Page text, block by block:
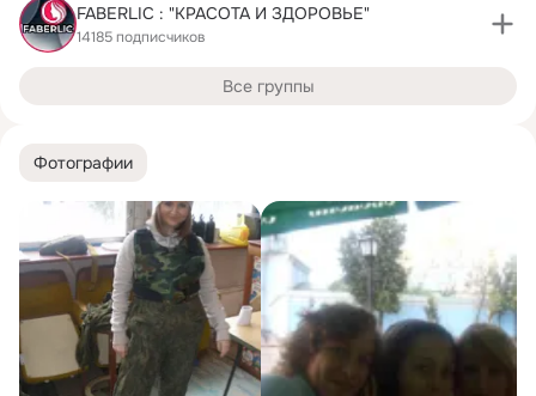
Фотографии
FABERLIC : "КРАСОТА И ЗДОРОВЬЕ"
14185 подписчиков
Все группы